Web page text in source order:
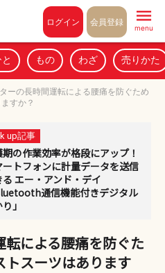
ログイン 会員登録
menu
もの わざ 売りかた
ターの長時間運転による腰痛を防ぐため
すか？
up記事
期の作業効率が格段にアップ！
ートフォンに計量データを送信
る エー・アンド・デイ
通信機能付きデジタル
」
転による腰痛を防ぐた
トスーツはあります